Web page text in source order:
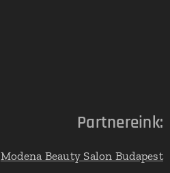
Partnereink:
Modena Beauty Salon Budapest